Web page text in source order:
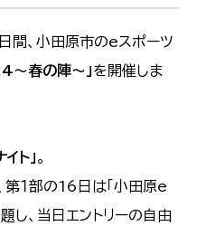
間、小田原市のeスポーツ
～春の陣～」を開催しま
ト」。
第１部の16日は「小田原e
し、当日エントリーの自由